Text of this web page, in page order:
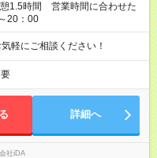
20：00
軽にご相談ください！
詳細へ
社iDA